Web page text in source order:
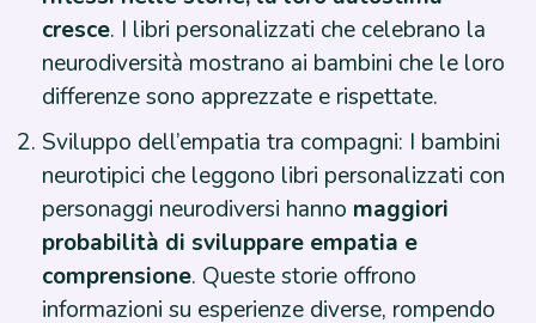
cresce. I libri personalizzati che celebrano la
neurodiversità mostrano ai bambini che le loro
differenze sono apprezzate e rispettate.
Sviluppo dell’empatia tra compagni: I bambini
neurotipici che leggono libri personalizzati con
personaggi neurodiversi hanno maggiori
probabilità di sviluppare empatia e
comprensione. Queste storie offrono
informazioni su esperienze diverse, rompendo